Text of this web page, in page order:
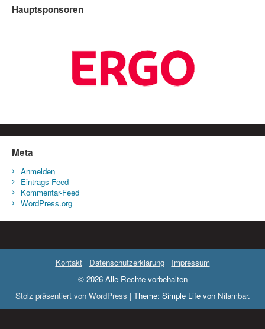
Hauptsponsoren
Meta
Anmelden
Eintrags-Feed
Kommentar-Feed
WordPress.org
Kontakt Datenschutzerklärung
Impressum
© 2026 Alle Rechte vorbehalten
Stolz präsentiert von WordPress | Theme: Simple Life von Nilambar.